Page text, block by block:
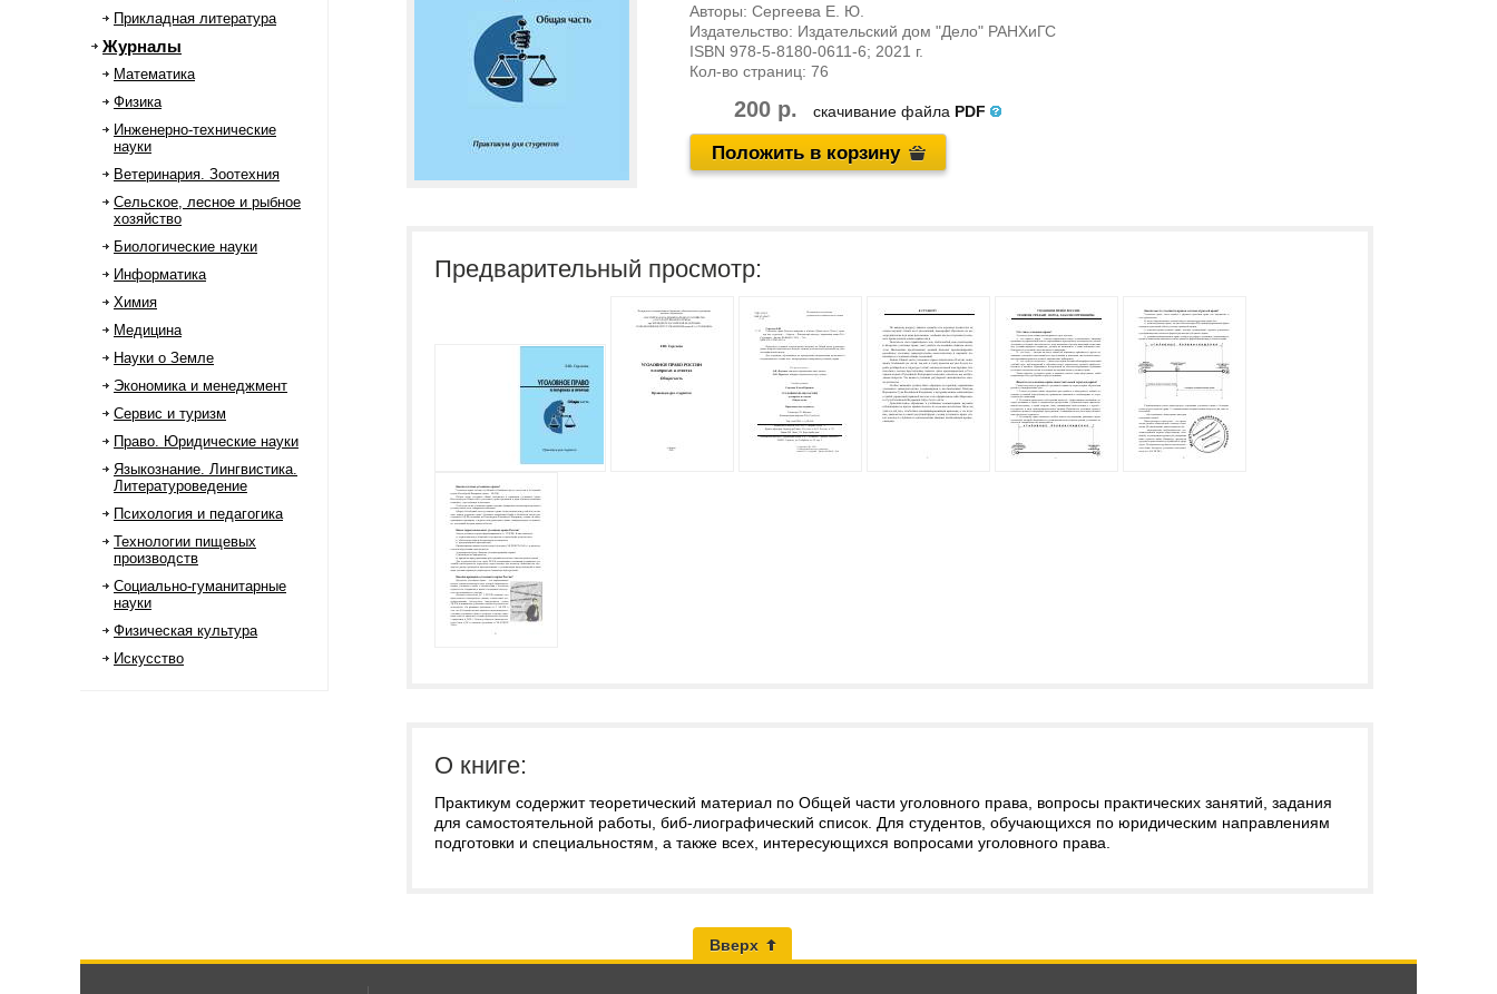
Прикладная литература
Журналы
Математика
Физика
Инженерно-технические
науки
Ветеринария. Зоотехния
Сельское, лесное и рыбное
хозяйство
Биологические науки
Информатика
Химия
Медицина
Науки о Земле
Экономика и менеджмент
Сервис и туризм
Право. Юридические науки
Языкознание. Лингвистика.
Литературоведение
Психология и педагогика
Технологии пищевых
производств
Социально-гуманитарные
науки
Физическая культура
Искусство
Авторы: Сергеева Е. Ю.
Издательство: Издательский дом "Дело" РАНХиГС
ISBN 978-5-8180-0611-6; 2021 г.
Кол-во страниц: 76
200 р. скачивание файла PDF
Положить в корзину
Предварительный просмотр:
О книге:
Практикум содержит теоретический материал по Общей части уголовного права, вопросы практических занятий, задания
для самостоятельной работы, биб-лиографический список. Для студентов, обучающихся по юридическим направлениям
подготовки и специальностям, а также всех, интересующихся вопросами уголовного права.
Вверх